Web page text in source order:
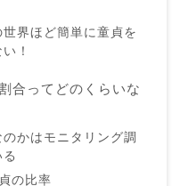
界ほど簡単に童貞を
！
合ってどのくらいな
かはモニタリング調
の比率